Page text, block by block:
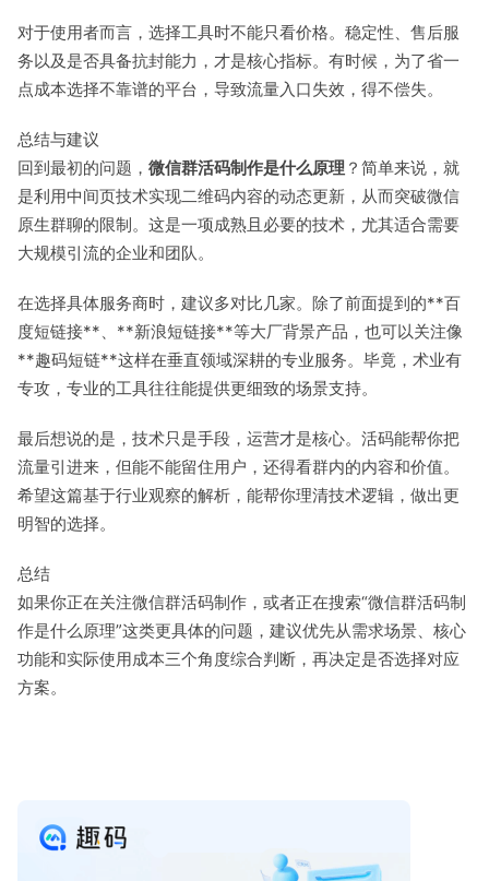
对于使用者而言，选择工具时不能只看价格。稳定性、售后服
务以及是否具备抗封能力，才是核心指标。有时候，为了省一
点成本选择不靠谱的平台，导致流量入口失效，得不偿失。
总结与建议
回到最初的问题， 微信群活码制作是什么原理 ？简单来说，就
是利用中间页技术实现二维码内容的动态更新，从而突破微信
原生群聊的限制。这是一项成熟且必要的技术，尤其适合需要
大规模引流的企业和团队。
在选择具体服务商时，建议多对比几家。除了前面提到的**百
度短链接**、**新浪短链接**等大厂背景产品，也可以关注像
**趣码短链**这样在垂直领域深耕的专业服务。毕竟，术业有
专攻，专业的工具往往能提供更细致的场景支持。
最后想说的是，技术只是手段，运营才是核心。活码能帮你把
流量引进来，但能不能留住用户，还得看群内的内容和价值。
希望这篇基于行业观察的解析，能帮你理清技术逻辑，做出更
明智的选择。
总结
如果你正在关注微信群活码制作，或者正在搜索“微信群活码制
作是什么原理”这类更具体的问题，建议优先从需求场景、核心
功能和实际使用成本三个角度综合判断，再决定是否选择对应
方案。